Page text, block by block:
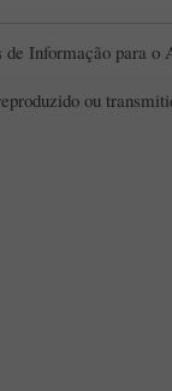
Informação para o
ou